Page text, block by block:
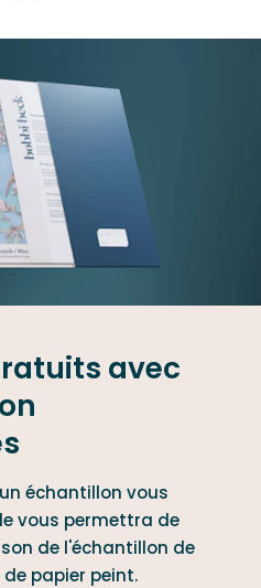
avec
échantillon vous
vous permettra de
de l'échantillon de
papier peint.